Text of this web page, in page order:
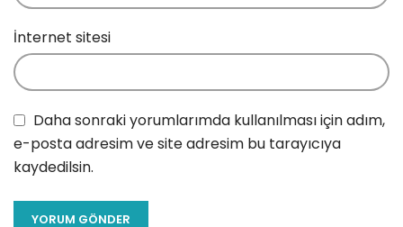
İnternet sitesi
Daha sonraki yorumlarımda kullanılması için adım,
e-posta adresim ve site adresim bu tarayıcıya
kaydedilsin.